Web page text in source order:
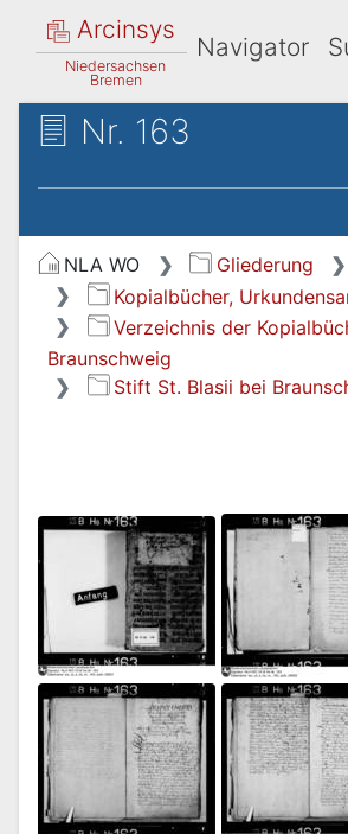
Arcinsys
Niedersachsen
Bremen
Navigator
Nr. 163
NLA WO Gliederung
Kopialbücher,
Verzeichnis der
Braunschweig
Stift St. Blasii bei